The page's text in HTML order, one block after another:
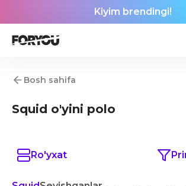
Kiyim brendingi!
Bosh sahifa
Squid o'yini polo
Ro'yxat